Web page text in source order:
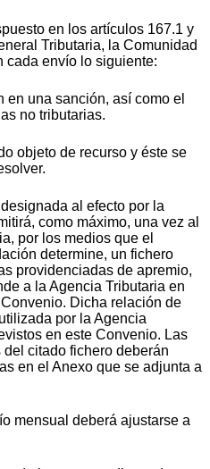
en los artículos 167.1 y
Tributaria, la Comunidad
cada envío lo siguiente:
en una sanción, así como el
no tributarias.
objeto de recurso y éste se
al efecto por la
como máximo, una vez al
por los medios que el
determine, un fichero
providenciadas de apremio,
a la Agencia Tributaria en
Dicha relación de
por la Agencia
en este Convenio. Las
citado fichero deberán
en el Anexo que se adjunta a
mensual deberá ajustarse a